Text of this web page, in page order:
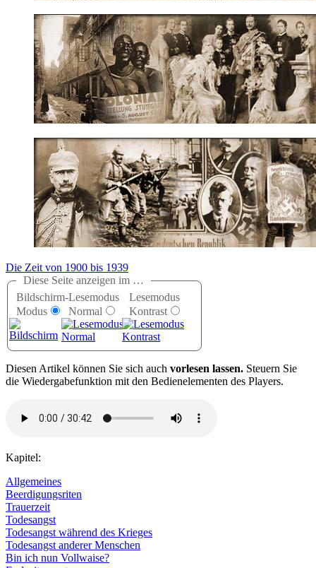
Die Zeit von 1900 bis 1939
Diese Seite anzeigen im …
Bildschirm-
Modus
Lesemodus
Normal
Lesemodus
Kontrast
Diesen Artikel können Sie sich auch vorlesen lassen. Steuern Sie
die Wiedergabefunktion mit den Bedienelementen des Players.
Kapitel:
Allgemeines
Beerdigungsriten
Trauerzeit
Todesangst
Todesangst während des Krieges
Todesangst anderer Menschen
Bin ich nun Vollwaise?